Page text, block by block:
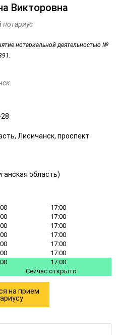
Викторовна
нотариус
нотариальной деятельностью №
Лисичанск, проспект
область)
17:00
17:00
17:00
17:00
17:00
17:00
17:00
Сейчас открыто
на прием